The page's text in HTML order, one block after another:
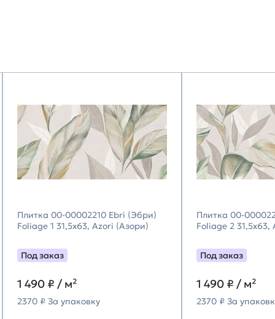
Плитка 00-00002210 Ebri (Эбри)
Foliage 1 31,5х63, Azori (Азори)
Под заказ
1 490 ₽ / м²
2370 ₽ За упаковку
Плитка 00-
Foliage 2
Под заказ
1 490 ₽ / м²
2370 ₽ За